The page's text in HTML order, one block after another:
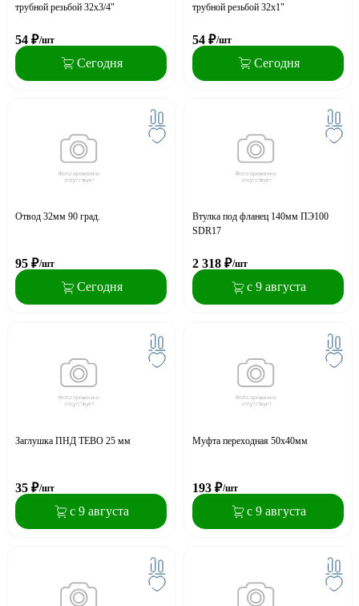
трубной резьбой 32x3/4"
54 ₽/шт
Сегодня
трубной резьбой 32x1"
54 ₽/шт
Сегодня
Отвод 32мм 90 град.
95 ₽/шт
Сегодня
Втулка под фланец 140мм ПЭ100
SDR17
2 318 ₽/шт
с 9 августа
Заглушка ПНД TEBO 25 мм
35 ₽/шт
с 9 августа
Муфта переходная 50x40мм
193 ₽/шт
с 9 августа